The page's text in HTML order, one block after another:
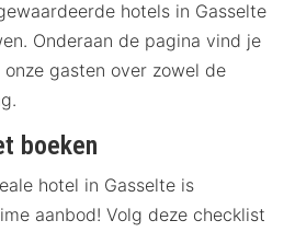
hotels in Gasselte
Onderaan de pagina vind je
gasten over zowel de
boeken
hotel in Gasselte is
aanbod! Volg deze checklist